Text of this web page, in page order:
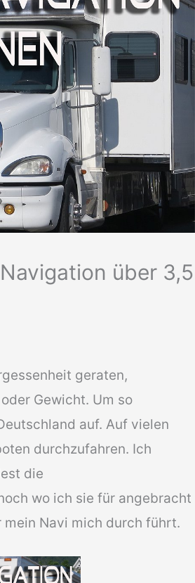
über 3,5
geraten,
Gewicht. Um so
auf. Auf vielen
durchzufahren. Ich
die
wo ich sie für angebracht
Navi mich durch führt.